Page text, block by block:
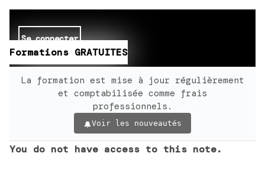
Se connecter
Formations GRATUITES
La formation est mise à jour régulièrement
et comptabilisée comme frais
professionnels.
Voir les nouveautés
You do not have access to this note.